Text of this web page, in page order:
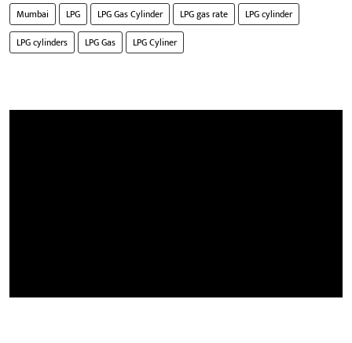
Mumbai LPG LPG Gas Cylinder LPG gas rate
LPG cylinder
LPG cylinders
LPG Gas LPG Cyliner